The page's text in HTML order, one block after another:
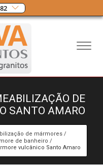
DE
SANTO AMARO
de mármores
de banheiro
vulcânico Santo Amaro